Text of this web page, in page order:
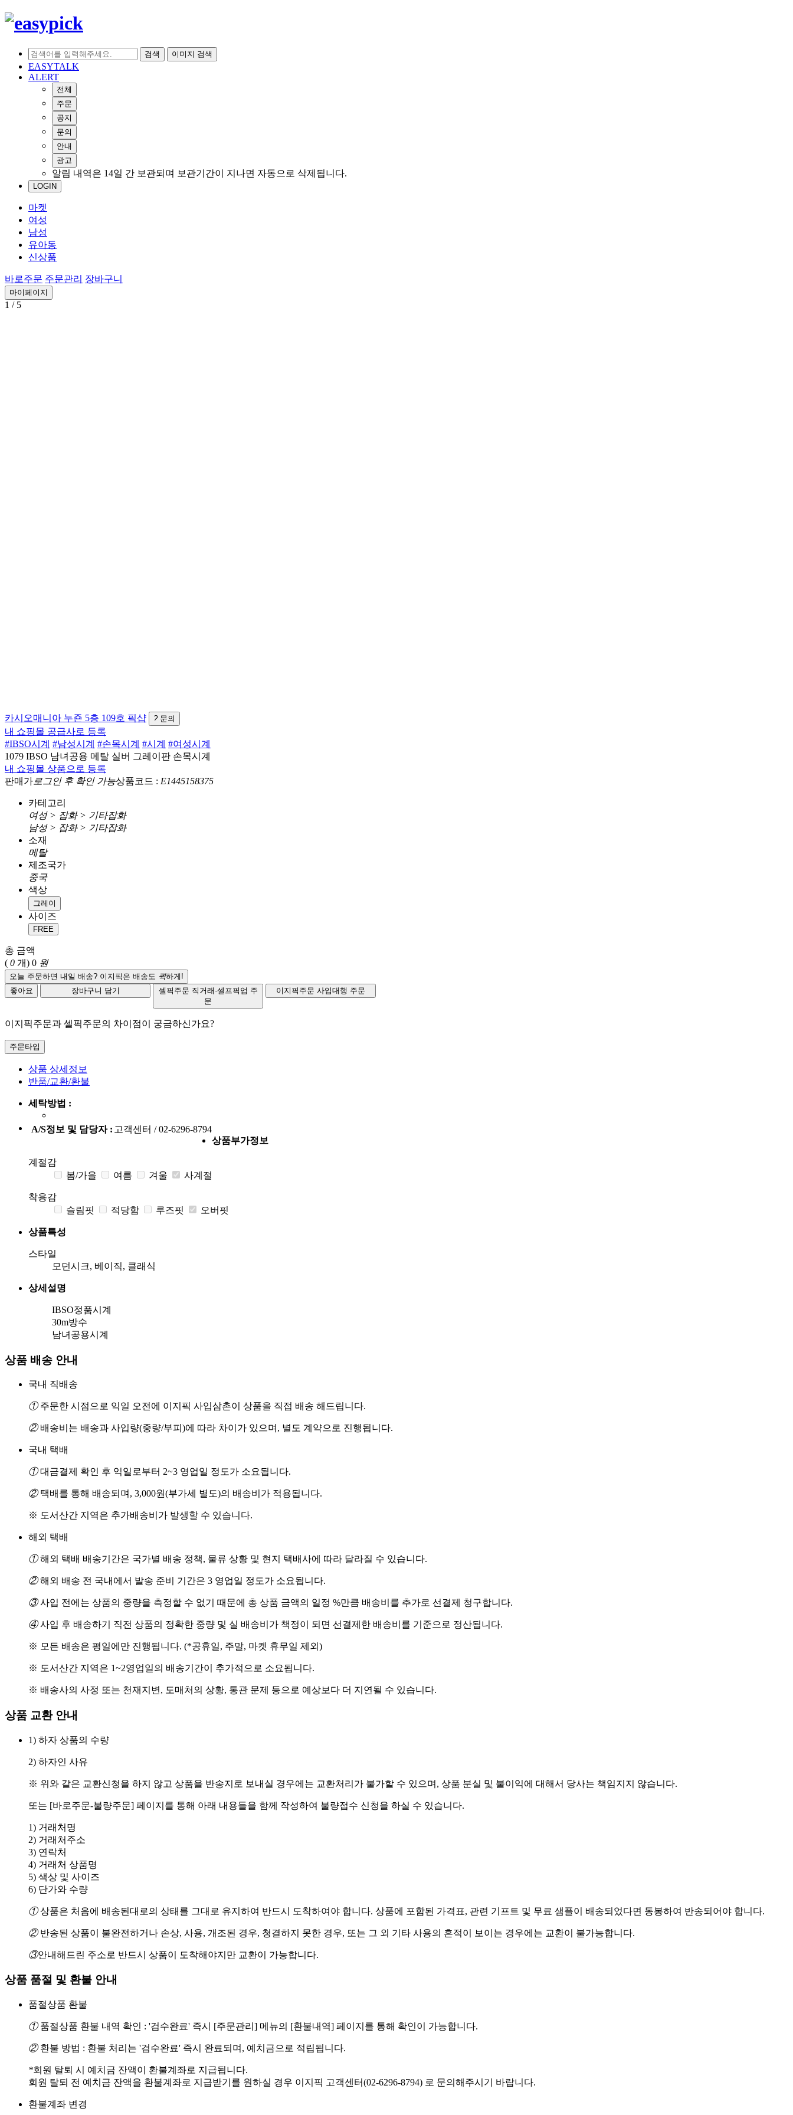
검색 이미지 검색
EASYTALK
ALERT
전체
주문
공지
문의
안내
광고
알림 내역은 14일 간 보관되며 보관기간이 지나면 자동으로 삭제됩니다.
LOGIN
마켓
여성
남성
유아동
신상품
바로주문 주문관리 장바구니
마이페이지
1 / 5
카시오매니아 누죤 5층 109호 픽샵 ? 문의
내 쇼핑몰 공급사로 등록
#IBSO시계 #남성시계 #손목시계 #시계 #여성시계
1079 IBSO 남녀공용 메탈 실버 그레이판 손목시계
내 쇼핑몰 상품으로 등록
판매가 로그인 후 확인 가능상품코드 : E1445158375
카테고리
여성 > 잡화 > 기타잡화
남성 > 잡화 > 기타잡화
소재
메탈
제조국가
중국
색상
그레이
사이즈
FREE
총 금액
( 0 개) 0 원
오늘 주문하면 내일 배송? 이지픽은 배송도 퀵하게!
좋아요
장바구니 담기 셀픽주문 직거래·셀프픽업 주
문
이지픽주문 사입대행 주문
이지픽주문과 셀픽주문의 차이점이 궁금하신가요?
주문타입
상품 상세정보
반품/교환/환불
세탁방법 :
A/S정보 및 담당자 : 고객센터 / 02-6296-8794
상품부가정보
계절감
봄/가을
여름 겨울 사계절
착용감
슬림핏
적당함 루즈핏 오버핏
상품특성
스타일
모던시크, 베이직, 클래식
상세설명
IBSO정품시계
30m방수
남녀공용시계
상품 배송 안내
국내 직배송
①주문한 시점으로 익일 오전에 이지픽 사입삼촌이 상품을 직접 배송 해드립니다.
②배송비는 배송과 사입량(중량/부피)에 따라 차이가 있으며, 별도 계약으로 진행됩니다.
국내 택배
①대금결제 확인 후 익일로부터 2~3 영업일 정도가 소요됩니다.
②택배를 통해 배송되며, 3,000원(부가세 별도)의 배송비가 적용됩니다.
※ 도서산간 지역은 추가배송비가 발생할 수 있습니다.
해외 택배
①해외 택배 배송기간은 국가별 배송 정책, 물류 상황 및 현지 택배사에 따라 달라질 수 있습니다.
②해외 배송 전 국내에서 발송 준비 기간은 3 영업일 정도가 소요됩니다.
③사입 전에는 상품의 중량을 측정할 수 없기 때문에 총 상품 금액의 일정 %만큼 배송비를 추가로 선결제 청구합니다.
④사입 후 배송하기 직전 상품의 정확한 중량 및 실 배송비가 책정이 되면 선결제한 배송비를 기준으로 정산됩니다.
※ 모든 배송은 평일에만 진행됩니다. (*공휴일, 주말, 마켓 휴무일 제외)
※ 도서산간 지역은 1~2영업일의 배송기간이 추가적으로 소요됩니다.
※ 배송사의 사정 또는 천재지변, 도매처의 상황, 통관 문제 등으로 예상보다 더 지연될 수 있습니다.
상품 교환 안내
1) 하자 상품의 수량
2) 하자인 사유
※ 위와 같은 교환신청을 하지 않고 상품을 반송지로 보내실 경우에는 교환처리가 불가할 수 있으며, 상품 분실 및 불이익에 대해서 당사는 책임지지 않습니다.
또는 [바로주문-불량주문] 페이지를 통해 아래 내용들을 함께 작성하여 불량접수 신청을 하실 수 있습니다.
1) 거래처명
2) 거래처주소
3) 연락처
4) 거래처 상품명
5) 색상 및 사이즈
6) 단가와 수량
①상품은 처음에 배송된대로의 상태를 그대로 유지하여 반드시 도착하여야 합니다. 상품에 포함된 가격표, 관련 기프트 및 무료 샘플이 배송되었다면 동봉하여 반송되어야 합니다.
②반송된 상품이 불완전하거나 손상, 사용, 개조된 경우, 청결하지 못한 경우, 또는 그 외 기타 사용의 흔적이 보이는 경우에는 교환이 불가능합니다.
③안내해드린 주소로 반드시 상품이 도착해야지만 교환이 가능합니다.
상품 품절 및 환불 안내
품절상품 환불
①품절상품 환불 내역 확인 : '검수완료' 즉시 [주문관리] 메뉴의 [환불내역] 페이지를 통해 확인이 가능합니다.
②환불 방법 : 환불 처리는 '검수완료' 즉시 완료되며, 예치금으로 적립됩니다.
*회원 탈퇴 시 예치금 잔액이 환불계좌로 지급됩니다.
회원 탈퇴 전 예치금 잔액을 환불계좌로 지급받기를 원하실 경우 이지픽 고객센터(02-6296-8794) 로 문의해주시기 바랍니다.
환불계좌 변경